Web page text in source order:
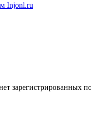
Injonl.ru
зарегистрированных